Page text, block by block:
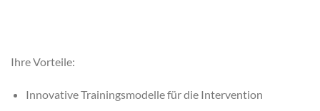
Ihre Vorteile:
Innovative Trainingsmodelle für die Intervention